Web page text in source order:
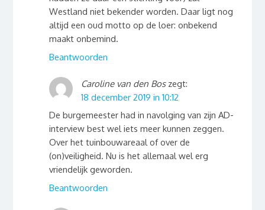
Westland niet bekender worden. Daar ligt nog
altijd een oud motto op de loer: onbekend
maakt onbemind.
Beantwoorden
Caroline van den Bos zegt:
18 december 2019 in 10:12
De burgemeester had in navolging van zijn AD-
interview best wel iets meer kunnen zeggen.
Over het tuinbouwareaal of over de
(on)veiligheid. Nu is het allemaal wel erg
vriendelijk geworden.
Beantwoorden